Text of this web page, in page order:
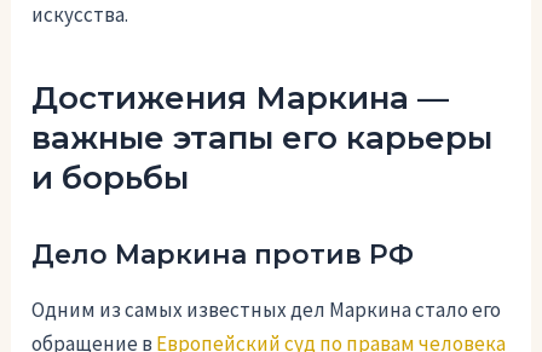
искусства.
Достижения Маркина —
важные этапы его карьеры
и борьбы
Дело Маркина против РФ
Одним из самых известных дел Маркина стало его
обращение в Европейский суд по правам человека